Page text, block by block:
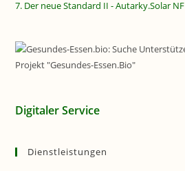
7. Der neue Standard II - Autarky.Solar NF
Digitaler Service
Dienstleistungen